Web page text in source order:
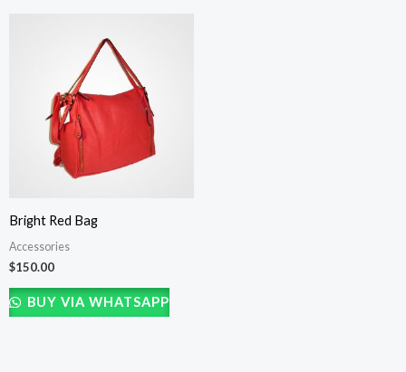
Bright Red Bag
Accessories
$150.00
BUY VIA WHATSAPP